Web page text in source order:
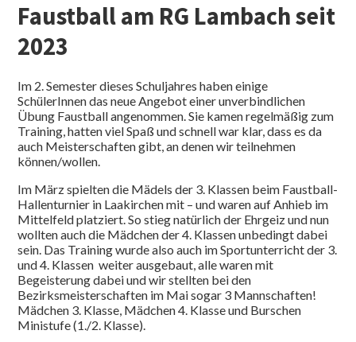
Faustball am RG Lambach seit
2023
Im 2. Semester dieses Schuljahres haben einige
SchülerInnen das neue Angebot einer unverbindlichen
Übung Faustball angenommen. Sie kamen regelmäßig zum
Training, hatten viel Spaß und schnell war klar, dass es da
auch Meisterschaften gibt, an denen wir teilnehmen
können/wollen.
Im März spielten die Mädels der 3. Klassen beim Faustball-
Hallenturnier in Laakirchen mit – und waren auf Anhieb im
Mittelfeld platziert. So stieg natürlich der Ehrgeiz und nun
wollten auch die Mädchen der 4. Klassen unbedingt dabei
sein. Das Training wurde also auch im Sportunterricht der 3.
und 4. Klassen weiter ausgebaut, alle waren mit
Begeisterung dabei und wir stellten bei den
Bezirksmeisterschaften im Mai sogar 3 Mannschaften!
Mädchen 3. Klasse, Mädchen 4. Klasse und Burschen
Ministufe (1./2. Klasse).